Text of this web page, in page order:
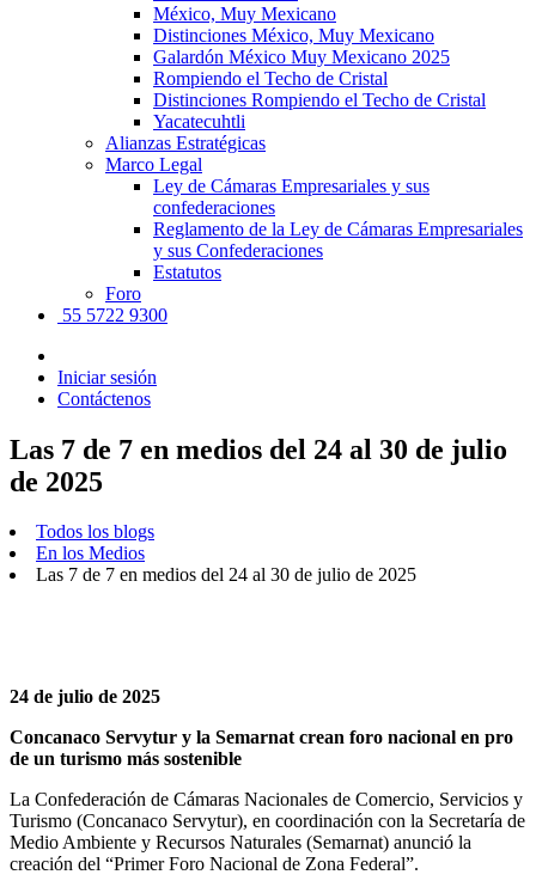
México, Muy Mexicano
Distinciones México, Muy Mexicano
Galardón México Muy Mexicano 2025
Rompiendo el Techo de Cristal
Distinciones Rompiendo el Techo de Cristal
Yacatecuhtli
Alianzas Estratégicas
Marco Legal
Ley de Cámaras Empresariales y sus
confederaciones
Reglamento de la Ley de Cámaras Empresariales
y sus Confederaciones
Estatutos
Foro
55 5722 9300
Iniciar sesión
Contáctenos
Las 7 de 7 en medios del 24 al 30 de julio
de 2025
Todos los blogs
En los Medios
Las 7 de 7 en medios del 24 al 30 de julio de 2025
24 de julio de 2025
Concanaco Servytur y la Semarnat crean foro nacional en pro
de un turismo más sostenible
La Confederación de Cámaras Nacionales de Comercio, Servicios y
Turismo (Concanaco Servytur), en coordinación con la Secretaría de
Medio Ambiente y Recursos Naturales (Semarnat) anunció la
creación del “Primer Foro Nacional de Zona Federal”.